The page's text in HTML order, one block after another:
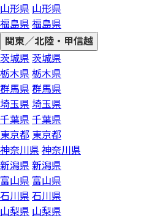
山形県 山形県
福島県 福島県
関東／北陸・甲信越
茨城県 茨城県
栃木県 栃木県
群馬県 群馬県
埼玉県 埼玉県
千葉県 千葉県
東京都 東京都
神奈川県 神奈川県
新潟県 新潟県
富山県 富山県
石川県 石川県
山梨県 山梨県